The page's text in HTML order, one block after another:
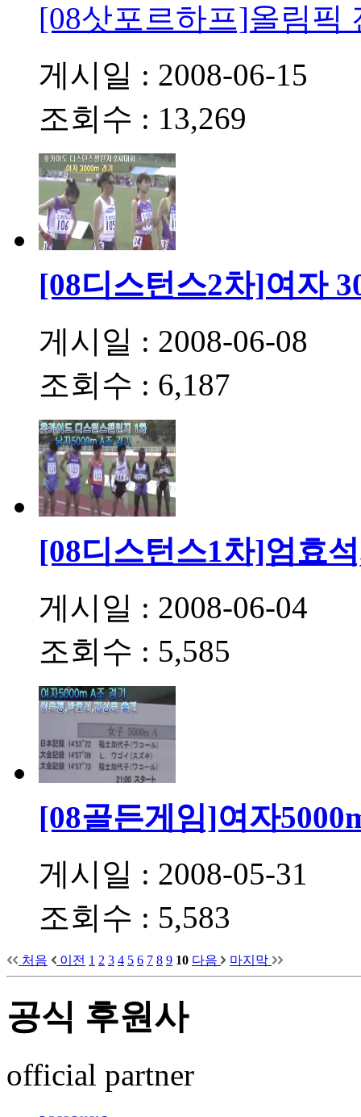
[08삿포르하프]올림픽
게시일 : 2008-06-15
조회수 : 13,269
[08디스턴스2차]여자
게시일 : 2008-06-08
조회수 : 6,187
[08디스턴스1차]엄효
게시일 : 2008-06-04
조회수 : 5,585
[08골든게임]여자
게시일 : 2008-05-31
조회수 : 5,583
처음 이전 1 2 3 4 5 6 7 8 9 10 다음 마지막
공식 후원사
official partner